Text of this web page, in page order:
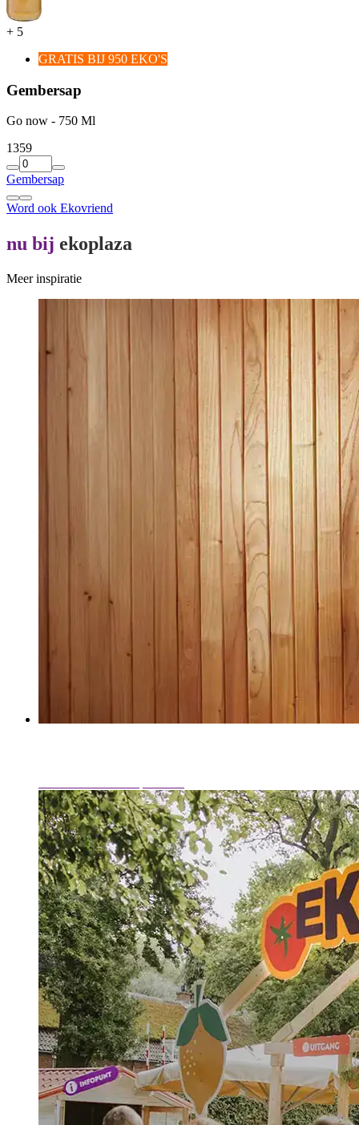
+ 5
GRATIS BIJ 950 EKO'S
Gembersap
Go now - 750 Ml
1359
Gembersap
Word ook Ekovriend
nu bij ekoplaza
Meer inspiratie